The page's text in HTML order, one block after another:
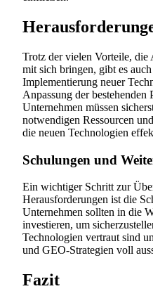
Trotz der vielen Vorteile, die
mit sich bringen, gibt es
Implementierung neuer
Anpassung der bestehenden
Unternehmen müssen
notwendigen Ressourcen
die neuen Technologien
Schulungen und
Ein wichtiger Schritt zur
Herausforderungen ist die
Unternehmen sollten in die
investieren, um
Technologien vertraut sind
und GEO-Strategien voll
Fazit